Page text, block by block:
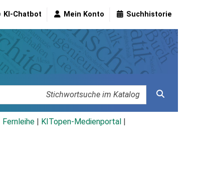
KI-Chatbot Mein Konto Suchhistorie
Fernleihe KITopen-Medienportal